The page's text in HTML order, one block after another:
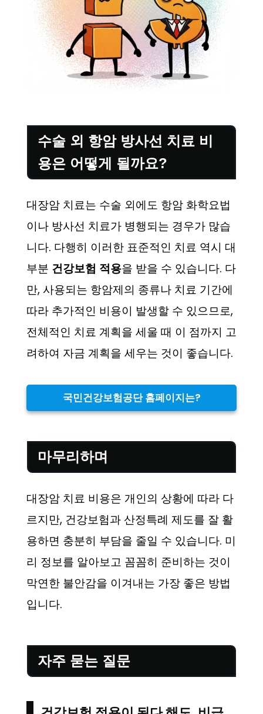
수술 외 항암 방사선 치료 비
용은 어떻게 될까요?
대장암 치료는 수술 외에도 항암 화학요법
이나 방사선 치료가 병행되는 경우가 많습
니다. 다행히 이러한 표준적인 치료 역시 대
부분 건강보험 적용을 받을 수 있습니다. 다
만, 사용되는 항암제의 종류나 치료 기간에
따라 추가적인 비용이 발생할 수 있으므로,
전체적인 치료 계획을 세울 때 이 점까지 고
려하여 자금 계획을 세우는 것이 좋습니다.
국민건강보험공단 홈페이지는?
마무리하며
대장암 치료 비용은 개인의 상황에 따라 다
르지만, 건강보험과 산정특례 제도를 잘 활
용하면 충분히 부담을 줄일 수 있습니다. 미
리 정보를 알아보고 꼼꼼히 준비하는 것이
막연한 불안감을 이겨내는 가장 좋은 방법
입니다.
자주 묻는 질문